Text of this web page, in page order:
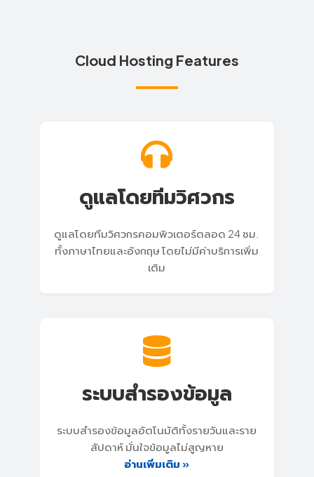
Cloud Hosting Features
ดูแลโดยทีมวิศวกร
ดูแลโดยทีมวิศวกรคอมพิวเตอร์ตลอด 24 ชม.
ทั้งภาษาไทยและอังกฤษ โดยไม่มีค่าบริการเพิ่ม
เติม
ระบบสำรองข้อมูล
ระบบสำรองข้อมูลอัตโนมัติทั้งรายวันและราย
สัปดาห์ มั่นใจข้อมูลไม่สูญหาย
อ่านเพิ่มเติม »